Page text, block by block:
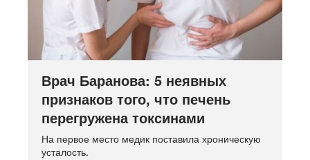
Врач Баранова: 5 неявных
признаков того, что печень
перегружена токсинами
На первое место медик поставила хроническую
усталость.